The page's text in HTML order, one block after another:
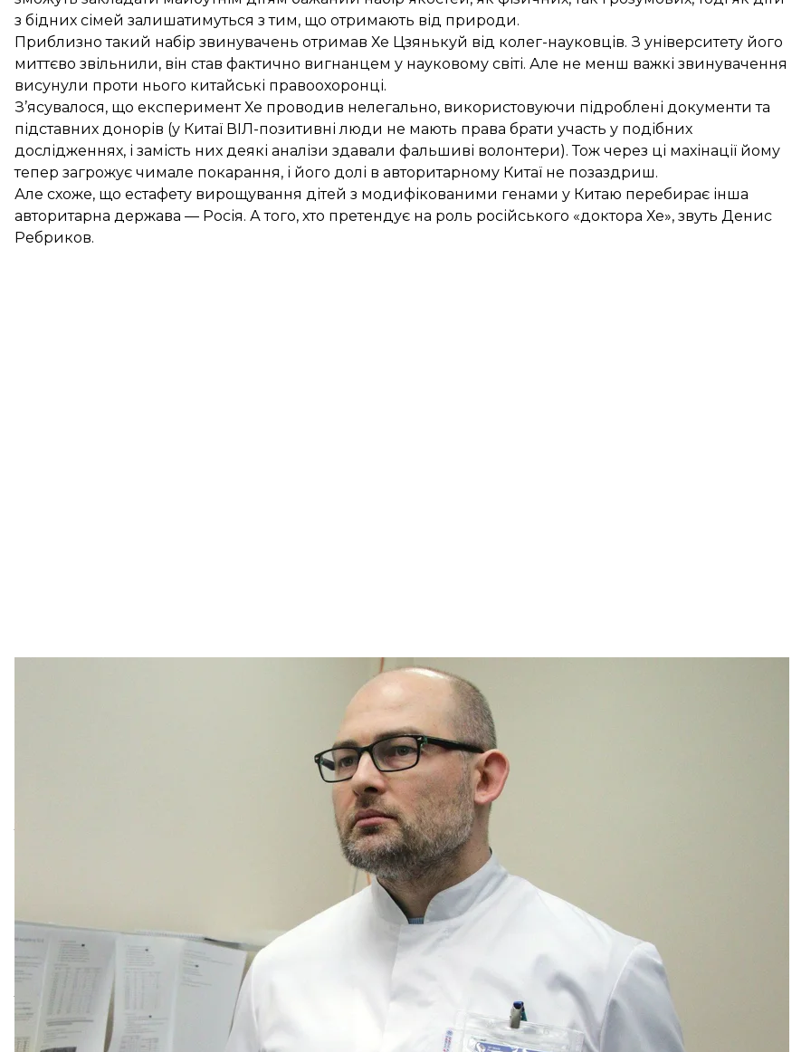
з бідних сімей залишатимуться з тим, що отримають від природи.
Приблизно такий набір звинувачень отримав Хе Цзянькуй від колег-науковців. З університету його
миттєво звільнили, він став фактично вигнанцем у науковому світі. Але не менш важкі звинувачення
висунули проти нього китайські правоохоронці.
З’ясувалося, що експеримент Хе проводив нелегально, використовуючи підроблені документи та
підставних донорів (у Китаї ВІЛ-позитивні люди не мають права брати участь у подібних
дослідженнях, і замість них деякі аналізи здавали фальшиві волонтери). Тож через ці махінації йому
тепер загрожує чимале покарання, і його долі в авторитарному Китаї не позаздриш.
Але схоже, що естафету вирощування дітей з модифікованими генами у Китаю перебирає інша
авторитарна держава — Росія. А того, хто претендує на роль російського «доктора Хе», звуть Денис
Ребриков.
Російський генетик Денис Ребриков
Хайтек+
Денис Ребриков
«Всі здібності, зокрема IQ, дуже значною мірою визначаються генетикою. Зараз усі люди генетично
різні. Цей інструмент (редагування генів — ред.) як “кольт”: він усіх зрівняє»
інтерв’ю, в яких ділиться науковими планами, та читає
. Редагування людського геному Ребриков, крім револьвера «кольт», що
зробив колись рівними поселенців на Дикому Заході, уподібнює ще й розробці атомної бомби:
мовляв, цю технологію можна використати як на благо людства, так і для його загибелі.
Денису Ребрикову, що розмірковує про біологічну технологію в таких мілітаристських термінах, 43
інституту імені Пирогова, а також завідувач лабораторії
редагування геному Наукового центру імені Кулакова.
Рік тому, коли близнючки Лулу і Нана вже мали от-от народитися, Ребриков разом із колегами
опублікували
у «Віснику інституту Пирогова». Там йшлося про експеримент, дуже схожий на
той, що проводив Хе Цзянькуй — тільки без народження генетично-модифікованої дитини. На
статтю не звернули уваги — подібних експериментів у світі вже було зроблено чимало, до того ж
«Вісник інституту Пирогова» — досить локальне наукове видання.